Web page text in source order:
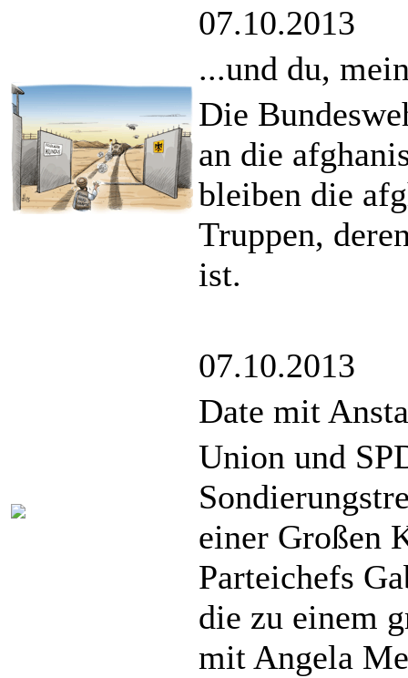
07.10.2013
...und du,
Die
an die
bleiben die
Truppen,
ist.
07.10.2013
Date mit
Union und
einer Großen
Parteichefs
die zu einem
mit Angela